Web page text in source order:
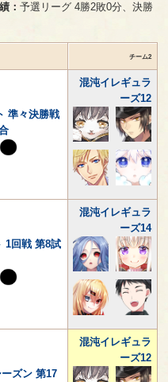
：予選リーグ 4勝2敗0分、決勝
チーム2
準々決勝戦
混沌イレギュラ
ーズ12
1回戦 第8試
混沌イレギュラ
ーズ14
ズン 第17
混沌イレギュラ
ーズ12